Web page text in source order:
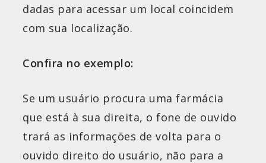
dadas para acessar um local coincidem
com sua localização.
Confira no exemplo:
Se um usuário procura uma farmácia
que está à sua direita, o fone de ouvido
trará as informações de volta para o
ouvido direito do usuário, não para a